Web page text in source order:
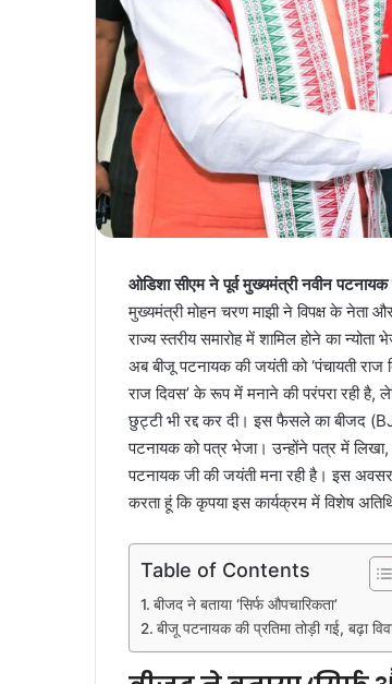
ओडिशा सीएम ने पूर्व मुख्यमंत्री नवीन
मुख्यमंत्री मोहन चरण माझी ने विपक्ष के नेता
राज्य स्तरीय समारोह में शामिल होने का
अब बीजू पटनायक की जयंती को ‘पंचायती
राज दिवस’ के रूप में मनाने की परंपरा रही
छुट्टी भी रद्द कर दी। इस फैसले का बीजद
पटनायक को पत्र भेजा। उन्होंने पत्र में
पटनायक जी की जयंती मना रही है। इस
करता हूं कि कृपया इस कार्यक्रम में विशेष
Table of Contents
बीजद ने बताया ‘सिर्फ औपचारिकता’
बीजू पटनायक की प्रतिमा तोड़ी गई, बढ़ा